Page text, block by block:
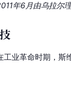
年6月由乌拉尔
工业革命时期，斯